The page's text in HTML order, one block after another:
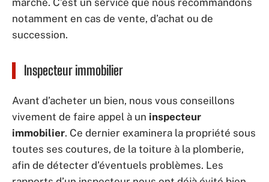
marché. C’est un service que nous recommandons
notamment en cas de vente, d’achat ou de
succession.
Inspecteur immobilier
Avant d’acheter un bien, nous vous conseillons
vivement de faire appel à un inspecteur
immobilier. Ce dernier examinera la propriété sous
toutes ses coutures, de la toiture à la plomberie,
afin de détecter d’éventuels problèmes. Les